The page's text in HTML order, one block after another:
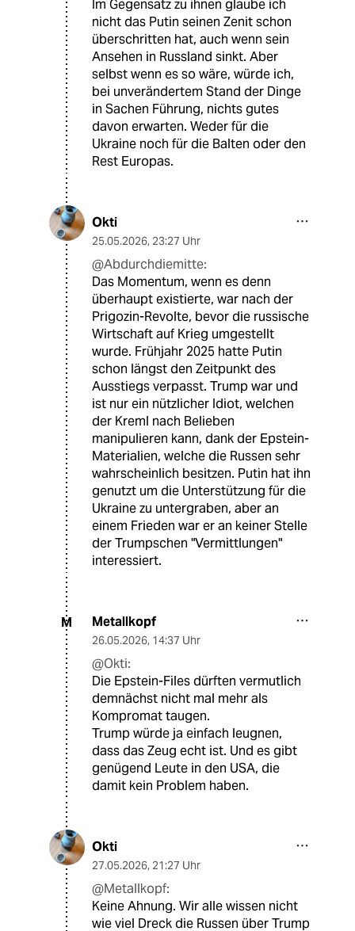
Im Gegensatz zu ihnen glaube ich
nicht das Putin seinen Zenit schon
überschritten hat, auch wenn sein
Ansehen in Russland sinkt. Aber
selbst wenn es so wäre, würde ich,
bei unverändertem Stand der Dinge
in Sachen Führung, nichts gutes
davon erwarten. Weder für die
Ukraine noch für die Balten oder den
Rest Europas.
Okti
25.05.2026, 23:27 Uhr
@Abdurchdiemitte:
Das Momentum, wenn es denn
überhaupt existierte, war nach der
Prigozin-Revolte, bevor die russische
Wirtschaft auf Krieg umgestellt
wurde. Frühjahr 2025 hatte Putin
schon längst den Zeitpunkt des
Ausstiegs verpasst. Trump war und
ist nur ein nützlicher Idiot, welchen
der Kreml nach Belieben
manipulieren kann, dank der Epstein-
Materialien, welche die Russen sehr
wahrscheinlich besitzen. Putin hat ihn
genutzt um die Unterstützung für die
Ukraine zu untergraben, aber an
einem Frieden war er an keiner Stelle
der Trumpschen "Vermittlungen"
interessiert.
M Metallkopf
26.05.2026, 14:37 Uhr
@Okti:
Die Epstein-Files dürften vermutlich
demnächst nicht mal mehr als
Kompromat taugen.
Trump würde ja einfach leugnen,
dass das Zeug echt ist. Und es gibt
genügend Leute in den USA, die
damit kein Problem haben.
Okti
27.05.2026, 21:27 Uhr
@Metallkopf:
Keine Ahnung. Wir alle wissen nicht
wie viel Dreck die Russen über Trump